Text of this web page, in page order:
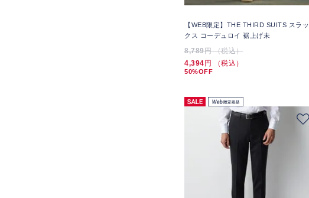
【WEB限定】THE THIRD SUITS スラッ
クス コーデュロイ 裾上げ未
8,789円 （税込）
4,394 円 （税込）
50%OFF